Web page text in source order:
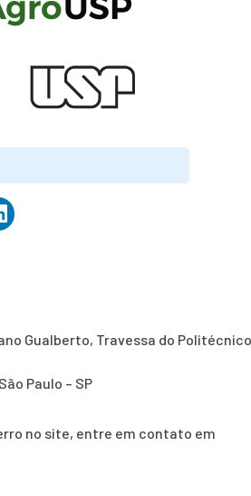
Gualberto, Travessa do
Paulo – SP
no site, entre em contato em